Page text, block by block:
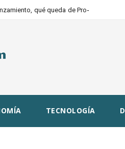
qué queda de Provin
TECNOLOGÍA